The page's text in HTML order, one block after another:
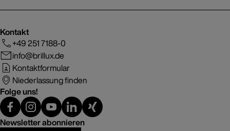
Kontakt
+49 251 7188-0
info@brillux.de
Kontaktformular
Niederlassung finden
Folge uns!
Newsletter abonnieren